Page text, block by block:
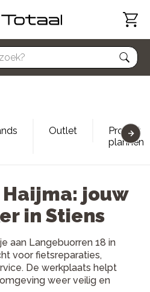
Outlet
Proefrit
plannen
jouw
in Stiens
aan Langebuorren 18 in
voor fietsreparaties,
De werkplaats helpt
weer veilig en